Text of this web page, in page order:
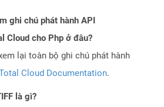
ghi chú phát hành API
Cloud cho Php ở đâu?
lại toàn bộ ghi chú phát hành
Cloud Documentation.
là gì?